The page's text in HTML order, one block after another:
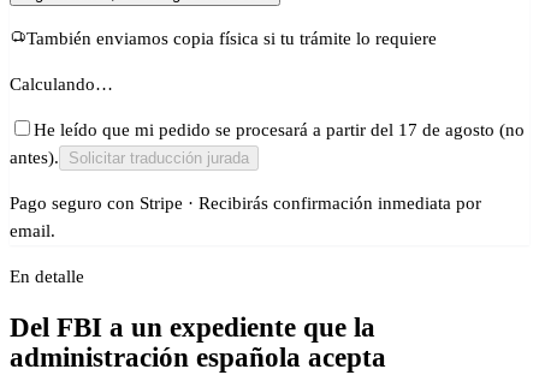
También enviamos copia física si tu trámite lo requiere
Calculando…
He leído que mi pedido se procesará a partir del 17 de agosto (no
antes).
Solicitar traducción jurada
Pago seguro con Stripe · Recibirás confirmación inmediata por
email.
En detalle
Del FBI a un expediente que la
administración española acepta